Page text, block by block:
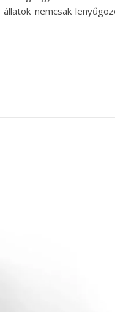
nemcsak